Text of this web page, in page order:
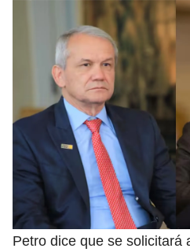
Petro dice que se solicitará